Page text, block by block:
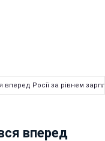
вперед Росії за рівнем
вперед